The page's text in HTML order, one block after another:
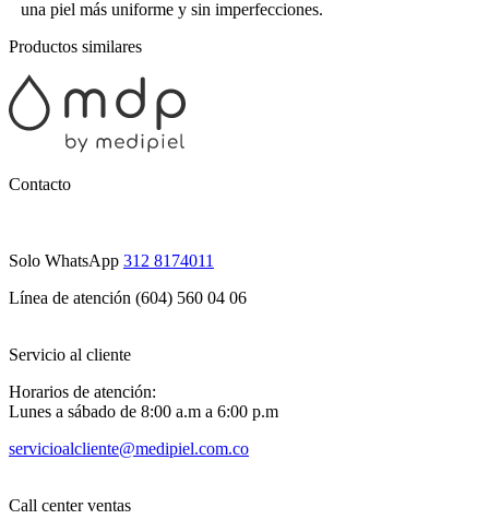
una piel más uniforme y sin imperfecciones.
Productos similares
Contacto
Solo WhatsApp 312 8174011
Línea de atención (604) 560 04 06
Servicio al cliente
Horarios de atención:
Lunes a sábado de 8:00 a.m a 6:00 p.m
servicioalcliente@medipiel.com.co
Call center ventas